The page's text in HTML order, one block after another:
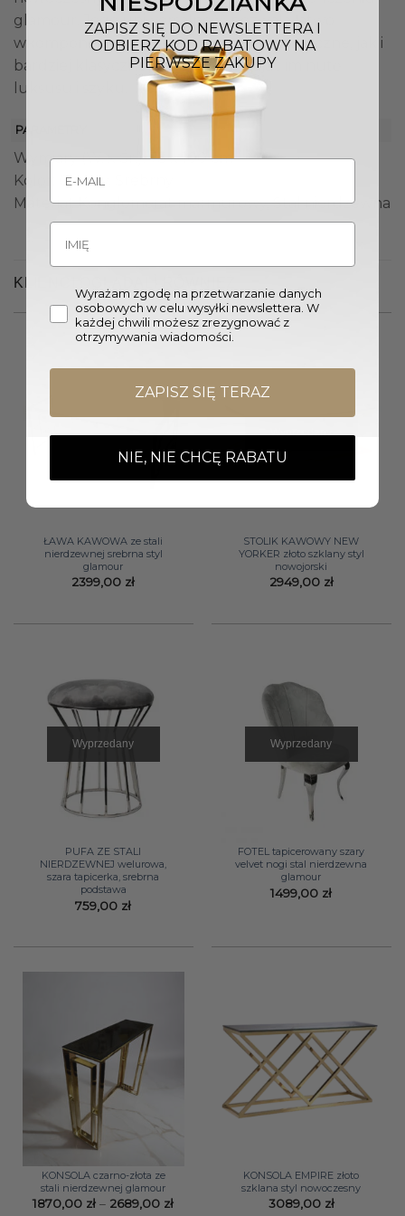
glamour. Jego uniwersalność pozwala łatwo
wkomponować go zarówno w minimalistyczne, jak i
bardziej klasyczne aranżacje, dodając im nutę
luksusu i szyku.
PARAMETRY
Wymiary (W. x Śr.): 75 x 100 cm
Kolor: Czarny, Srebrny
Materiał: Konglomerat marmurowy, Stal nierdzewna
KLIENCI OGLĄDALI RÓWNIEŻ
ŁAWA KAWOWA ze stali
nierdzewnej srebrna styl
glamour
2399,00 zł
Wyprzedany
STOLIK KAWOWY NEW
YORKER złoto szklany styl
nowojorski
2949,00 zł
Wyprzedany
PUFA ZE STALI
NIERDZEWNEJ welurowa,
szara tapicerka, srebrna
podstawa
759,00 zł
Wyprzedany
FOTEL tapicerowany szary
velvet nogi stal nierdzewna
glamour
1499,00 zł
KONSOLA czarno-złota ze
stali nierdzewnej glamour
1870,00 zł – 2689,00 złZakres
KONSOLA EMPIRE złoto
szklana styl nowoczesny
3089,00 zł
ZAPISZ SIĘ DO NEWSLETTERA I
ODBIERZ KOD RABATOWY NA
PIERWSZE ZAKUPY
Wyrażam zgodę na przetwarzanie danych
osobowych w celu wysyłki newslettera. W
każdej chwili możesz zrezygnować z
otrzymywania wiadomości.
ZAPISZ SIĘ TERAZ
NIE, NIE CHCĘ RABATU